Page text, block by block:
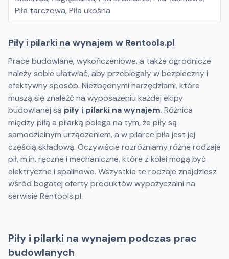
Piła tarczowa,Piła ukośna
Piły i pilarki na wynajem w Rentools.pl
Prace budowlane, wykończeniowe, a także ogrodnicze
należy sobie ułatwiać, aby przebiegały w bezpieczny i
efektywny sposób. Niezbędnymi narzędziami, które
muszą się znaleźć na wyposażeniu każdej ekipy
budowlanej są piły i pilarki na wynajem. Różnica
między piłą a pilarką polega na tym, że piły są
samodzielnym urządzeniem, a w pilarce piła jest jej
częścią składową. Oczywiście rozróżniamy różne rodzaje
pił, m.in. ręczne i mechaniczne, które z kolei mogą być
elektryczne i spalinowe. Wszystkie te rodzaje znajdziesz
wśród bogatej oferty produktów wypożyczalni na
serwisie Rentools.pl.
Piły i pilarki na wynajem podczas prac
budowlanych